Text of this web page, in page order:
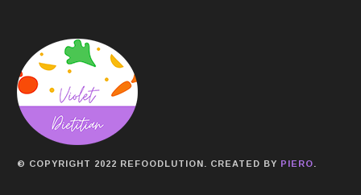
© COPYRIGHT 2022 REFOODLUTION. CREATED BY PIERO